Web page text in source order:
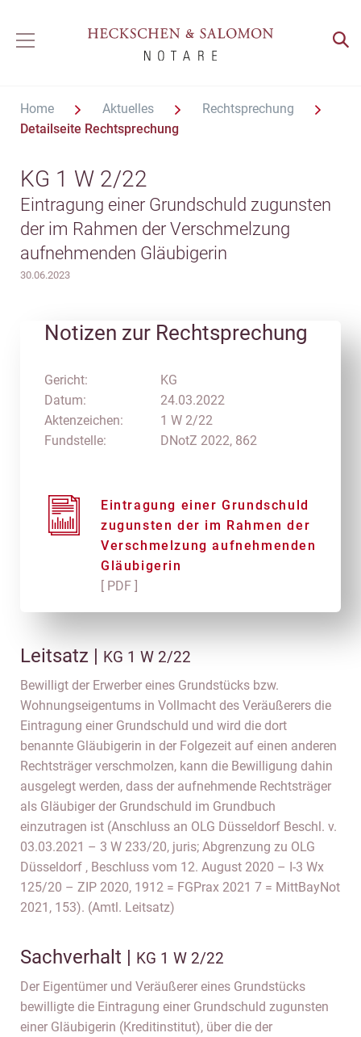
Home Aktuelles
Rechtsprechung
Detailseite Rechtsprechung
KG 1 W 2/22
Eintragung einer Grundschuld zugunsten
der im Rahmen der Verschmelzung
aufnehmenden Gläubigerin
30.06.2023
Notizen zur Rechtsprechung
Gericht:
Datum:
Aktenzeichen:
Fundstelle:
KG
24.03.2022
1 W 2/22
DNotZ 2022, 862
Eintragung einer Grundschuld
zugunsten der im Rahmen der
Verschmelzung aufnehmenden
Gläubigerin
[ PDF ]
Leitsatz | KG 1 W 2/22
Bewilligt der Erwerber eines Grundstücks bzw.
Wohnungseigentums in Vollmacht des Veräußerers die
Eintragung einer Grundschuld und wird die dort
benannte Gläubigerin in der Folgezeit auf einen anderen
Rechtsträger verschmolzen, kann die Bewilligung dahin
ausgelegt werden, dass der aufnehmende Rechtsträger
als Gläubiger der Grundschuld im Grundbuch
einzutragen ist (Anschluss an OLG Düsseldorf Beschl. v.
03.03.2021 – 3 W 233/20, juris; Abgrenzung zu OLG
Düsseldorf , Beschluss vom 12. August 2020 – I-3 Wx
125/20 – ZIP 2020, 1912 = FGPrax 2021 7 = MittBayNot
2021, 153). (Amtl. Leitsatz)
Sachverhalt | KG 1 W 2/22
Der Eigentümer und Veräußerer eines Grundstücks
bewilligte die Eintragung einer Grundschuld zugunsten
einer Gläubigerin (Kreditinstitut), über die der